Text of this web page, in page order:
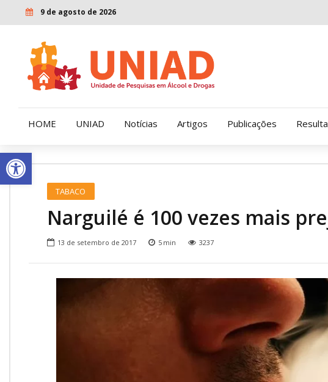
Open toolbar
9 de agosto de 2026
HOME UNIAD
Nossa História
Nossa Missão e Valores
Ronaldo Laranjeira recebe prêmio ISAJE
Notícias Artigos Publicações
TABACO
Narguilé é 100 vezes mais
13 de setembro de 2017 5 min 3237